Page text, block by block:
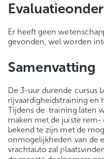
Er heeft geen
gevonden, wel worden
Samenvatting
De 3-uur durende cursus
rijvaardigheidstraining en
Tijdens de training laten
maken met de juiste
bekend te zijn met de
onmogelijkheden van de
vrachtauto zal